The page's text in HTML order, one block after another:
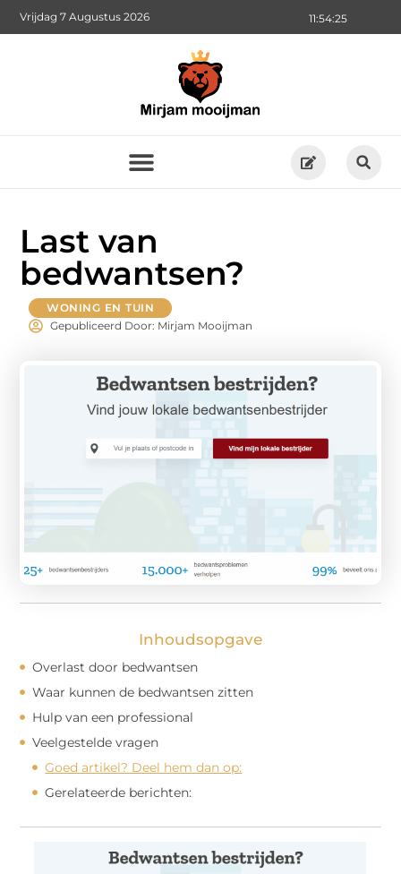
11:54:26
Vrijdag 7 Augustus 2026
Last van
bedwantsen?
WONING EN TUIN
Gepubliceerd Door: Mirjam Mooijman
Inhoudsopgave
Overlast door bedwantsen
Waar kunnen de bedwantsen zitten
Hulp van een professional
Veelgestelde vragen
Goed artikel? Deel hem dan op:
Gerelateerde berichten: